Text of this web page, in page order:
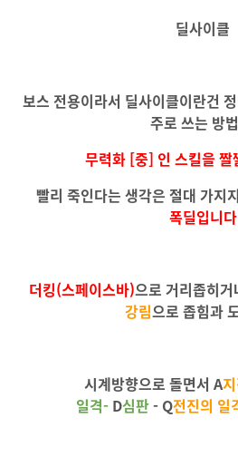
딜사이클
보스 전용이라서 딜사이클이란건
주로 쓰는 방
무력화 [중] 인 스킬을 짤
빨리 죽인다는 생각은 절대 가지
폭딜입니다
더킹(스페이스바)으로 거리좁히
강림으로 좁힘과
시계방향으로 돌면서 A
일격- D심판- Q전진의 일